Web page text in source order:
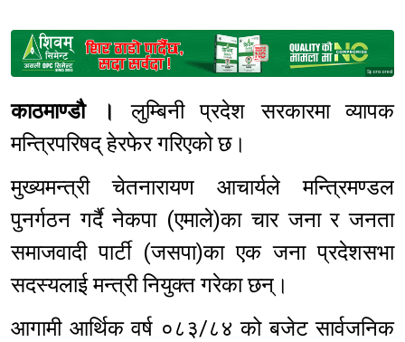
Sponsored
काठमाण्डौ ।
लुम्बिनी प्रदेश सरकारमा व्यापक
मन्त्रिपरिषद् हेरफेर गरिएको छ।
मुख्यमन्त्री चेतनारायण आचार्यले मन्त्रिमण्डल
पुनर्गठन गर्दै नेकपा (एमाले)का चार जना र जनता
समाजवादी पार्टी (जसपा)का एक जना प्रदेशसभा
सदस्यलाई मन्त्री नियुक्त गरेका छन्।
आगामी आर्थिक वर्ष ०८३/८४ को बजेट सार्वजनिक